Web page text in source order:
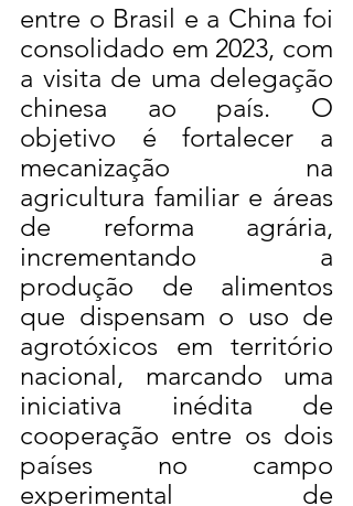
entre o Brasil e a China foi
consolidado em 2023, com
a visita de uma delegação
chinesa ao país. O
objetivo é fortalecer a
mecanização na
agricultura familiar e áreas
de reforma agrária,
incrementando a
produção de alimentos
que dispensam o uso de
agrotóxicos em território
nacional, marcando uma
iniciativa inédita de
cooperação entre os dois
países no campo
experimental de